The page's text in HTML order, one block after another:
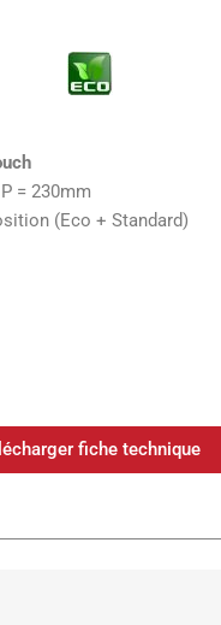
= 230mm
(Eco + Standard)
fiche technique